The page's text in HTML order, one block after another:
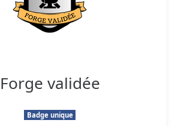
Forge validée
Badge unique